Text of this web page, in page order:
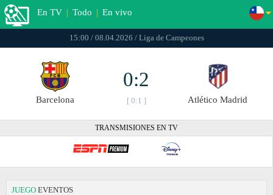
En TV | Todo | En vivo
15:00 / 08.04.2026 / Liga de Campeones
Barcelona
0:2
[ 0:1 ] Atlético Madrid
TRANSMISIONES EN TV
JUEGO EVENTOS